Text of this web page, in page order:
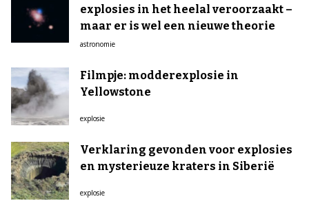
explosies in het heelal veroorzaakt –
maar er is wel een nieuwe theorie
astronomie
Filmpje: modderexplosie in
Yellowstone
explosie
Verklaring gevonden voor explosies
en mysterieuze kraters in Siberië
explosie